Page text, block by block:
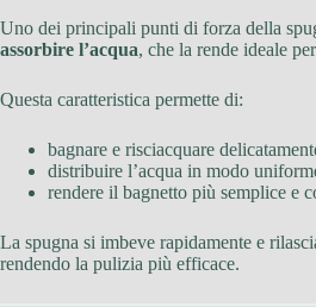
Uno dei principali punti di forza della
assorbire l’acqua, che la rende ideale
Questa caratteristica permette di:
bagnare e risciacquare
distribuire l’acqua in modo
rendere il bagnetto più semplice e
La spugna si imbeve rapidamente e
rendendo la pulizia più efficace.